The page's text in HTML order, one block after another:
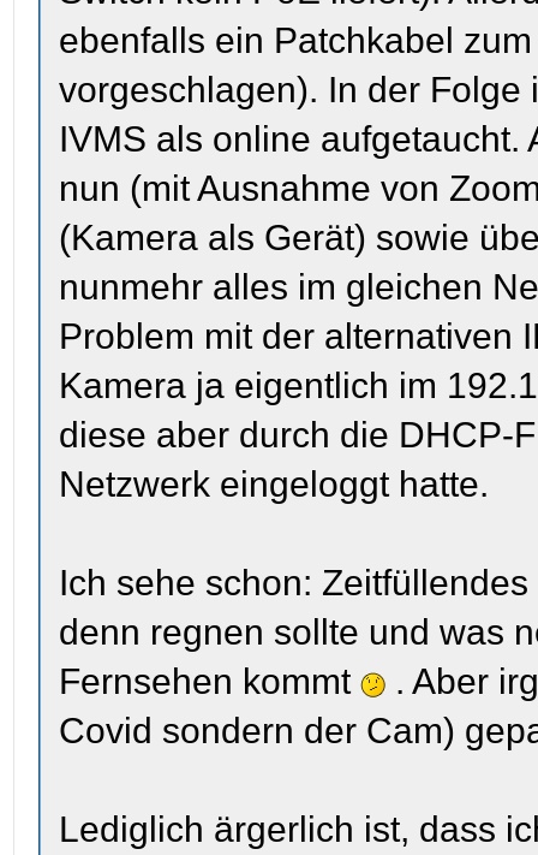
ebenfalls ein Patchkabel
vorgeschlagen). In der
IVMS als online
nun (mit Ausnahme von
(Kamera als Gerät) sowie
nunmehr alles im gleichen
Problem mit der alternativen
Kamera ja eigentlich im
diese aber durch die DHCP-
Netzwerk eingeloggt hatte.
Ich sehe schon:
denn regnen sollte und was
Fernsehen kommt
. Aber
Covid sondern der Cam)
Lediglich ärgerlich ist, dass